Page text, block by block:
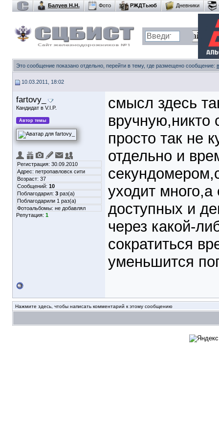
Балуев Н.Н. Фото РЖДТьюб Дневники
Это сообщение показано отдельно, перейти в тему, где размещено сообщение:
10.03.2011, 18:02
fartovy_
Кандидат в V.I.P.
Автор темы
Регистрация: 30.09.2010
Адрес: петропавловск сити
Возраст: 37
Сообщений: 10
Поблагодарил: 3 раз(а)
Поблагодарили 1 раз(а)
Фотоальбомы: не добавлял
Репутация: 1
смысл здесь
вручную,никто
просто так не
отдельно и
уходит
доступных и
через какой-
сократиться
уменьшится
Нажмите здесь, чтобы написать комментарий к этому сообщению